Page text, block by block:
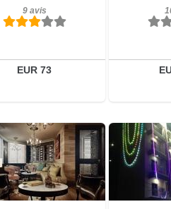
9 avis
EUR 73
Réserver